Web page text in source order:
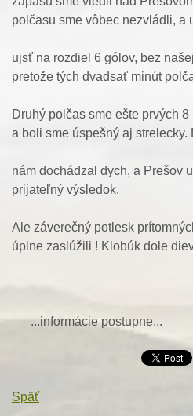
polčasu sme vôbec nezvládli, a
ujsť na rozdiel 6 gólov, bez
pretože tých dvadsať minút
Druhý polčas sme ešte prvých
a boli sme úspešný aj strelecky.
nám dochádzal dych, a Prešov
prijateľný výsledok.
Ale záverečný potlesk
úplne zaslúžili ! Klobúk dole
...informácie postupne...
Späť